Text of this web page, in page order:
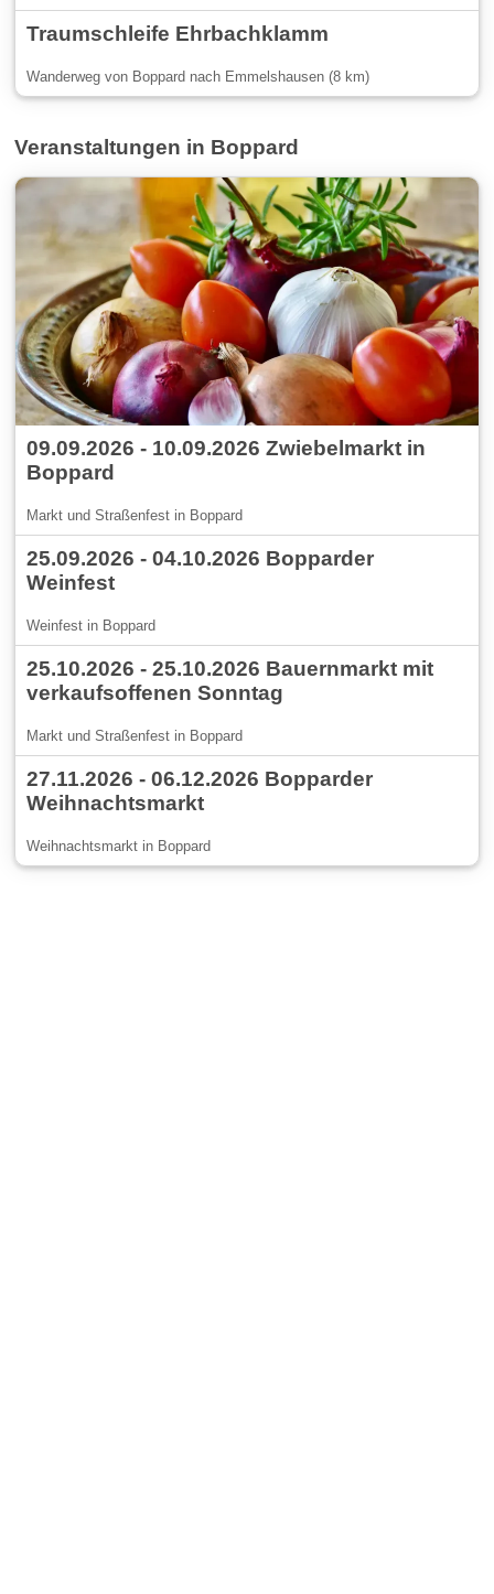
Traumschleife Ehrbachklamm
Wanderweg von Boppard nach Emmelshausen (8 km)
Veranstaltungen in Boppard
09.09.2026 - 10.09.2026 Zwiebelmarkt in
Boppard
Markt und Straßenfest in Boppard
25.09.2026 - 04.10.2026 Bopparder
Weinfest
Weinfest in Boppard
25.10.2026 - 25.10.2026 Bauernmarkt mit
verkaufsoffenen Sonntag
Markt und Straßenfest in Boppard
27.11.2026 - 06.12.2026 Bopparder
Weihnachtsmarkt
Weihnachtsmarkt in Boppard